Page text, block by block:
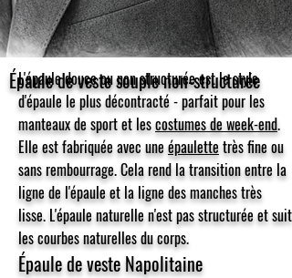
Épaule de veste souple non-structurée
​L'épaule douce ou non structurée est le style
d'épaule le plus décontracté - parfait pour les
manteaux de sport et lescostumes de week-end.
Elle est fabriquée avec uneépaulettetrès fine ou
sans rembourrage. Cela rend la transition entre la
ligne de l'épaule et la ligne des manches très
lisse. L'épaule naturelle n'est pas structurée et suit
les courbes naturelles du corps.
Épaule de veste Napolitaine